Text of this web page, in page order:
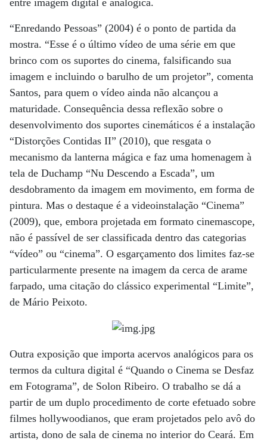
“Enredando Pessoas” (2004) é o ponto de partida da
mostra. “Esse é o último vídeo de uma série em que
brinco com os suportes do cinema, falsificando sua
imagem e incluindo o barulho de um projetor”, comenta
Santos, para quem o vídeo ainda não alcançou a
maturidade. Consequência dessa reflexão sobre o
desenvolvimento dos suportes cinemáticos é a instalação
“Distorções Contidas II” (2010), que resgata o
mecanismo da lanterna mágica e faz uma homenagem à
tela de Duchamp “Nu Descendo a Escada”, um
desdobramento da imagem em movimento, em forma de
pintura. Mas o destaque é a videoinstalação “Cinema”
(2009), que, embora projetada em formato cinemascope,
não é passível de ser classificada dentro das categorias
“vídeo” ou “cinema”. O esgarçamento dos limites faz-se
particularmente presente na imagem da cerca de arame
farpado, uma citação do clássico experimental “Limite”,
de Mário Peixoto.
Outra exposição que importa acervos analógicos para os
termos da cultura digital é “Quando o Cinema se Desfaz
em Fotograma”, de Solon Ribeiro. O trabalho se dá a
partir de um duplo procedimento de corte efetuado sobre
filmes hollywoodianos, que eram projetados pelo avô do
artista, dono de sala de cinema no interior do Ceará. Em